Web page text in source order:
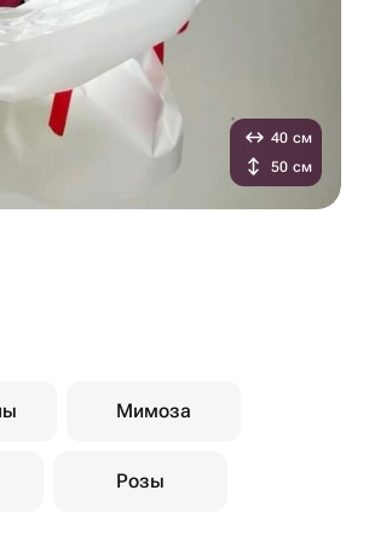
40 см
50 см
Мимоза
Розы